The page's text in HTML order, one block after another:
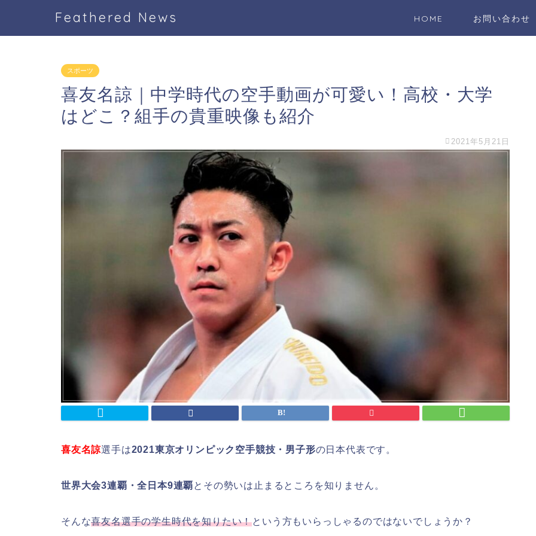
Feathered News HOME お問い合わせ
スポーツ
喜友名諒｜中学時代の空手動画が可愛い！高校・大学
はどこ？組手の貴重映像も紹介
2021年5月21日
喜友名諒選手は2021東京オリンピック空手競技・男子形の日本代表です。
世界大会3連覇・全日本9連覇とその勢いは止まるところを知りません。
そんな喜友名選手の学生時代を知りたい！という方もいらっしゃるのではないでしょうか？